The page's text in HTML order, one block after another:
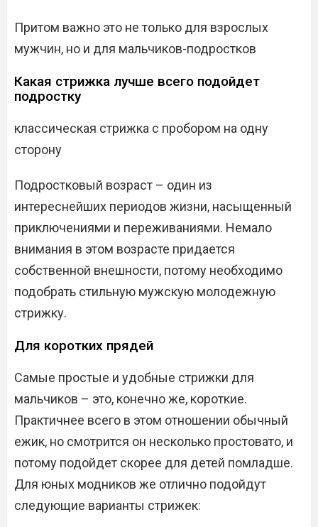
Притом важно это не только для взрослых
мужчин, но и для мальчиков-подростков
Какая стрижка лучше всего подойдет
подростку
классическая стрижка с пробором на одну
сторону
Подростковый возраст – один из
интереснейших периодов жизни, насыщенный
приключениями и переживаниями. Немало
внимания в этом возрасте придается
собственной внешности, потому необходимо
подобрать стильную мужскую молодежную
стрижку.
Для коротких прядей
Самые простые и удобные стрижки для
мальчиков – это, конечно же, короткие.
Практичнее всего в этом отношении обычный
ежик, но смотрится он несколько простовато, и
потому подойдет скорее для детей помладше.
Для юных модников же отлично подойдут
следующие варианты стрижек: